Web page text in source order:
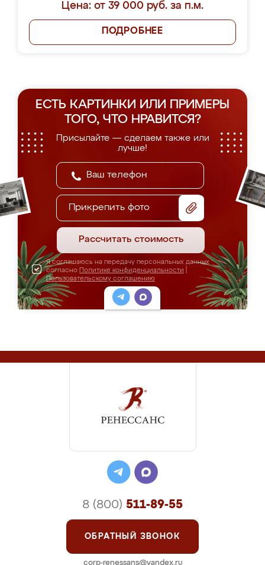
Цена: от 39 000 руб. за п.м.
ПОДРОБНЕЕ
ЕСТЬ КАРТИНКИ ИЛИ ПРИМЕРЫ
ТОГО, ЧТО НРАВИТСЯ?
Присылайте — сделаем также или
лучше!
Прикрепить фото
Рассчитать стоимость
Я соглашаюсь на передачу персональных данных
согласно Политике конфиденциальности
Пользовательскому соглашению
8 (800) 511-89-55
ОБРАТНЫЙ ЗВОНОК
corp-renessans@yandex.ru